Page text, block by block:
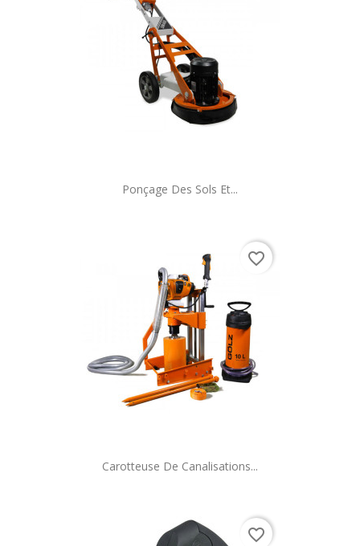
Ponçage Des Sols Et...
Carotteuse De Canalisations...
favorite_border
favorite_border